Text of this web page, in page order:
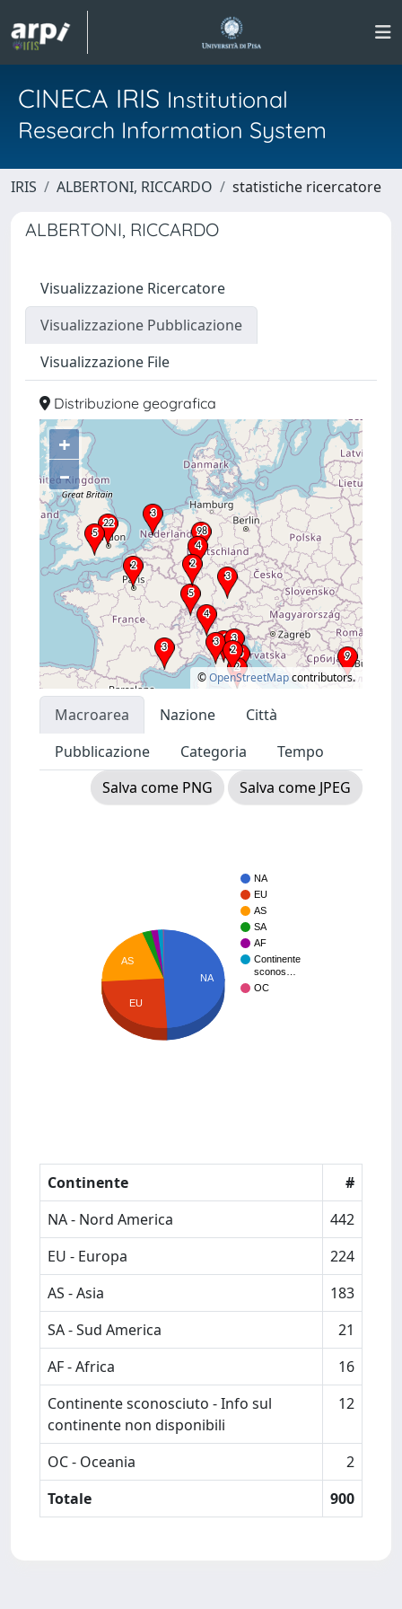
CINECA IRIS Institutional
Research Information System
IRIS ALBERTONI, RICCARDO statistiche ricercatore
ALBERTONI, RICCARDO
Visualizzazione Ricercatore
Visualizzazione Pubblicazione
Visualizzazione File
Distribuzione geografica
+
–
©OpenStreetMapcontributors.
Macroarea Nazione
Città
Pubblicazione
Categoria
Tempo
Salva come PNG
Salva come JPEG
NA
EU
AS
SA
AF
Continente
sconos…
OC
NA
AS
EU
Continente
#
NA - Nord America
442
EU - Europa
224
AS - Asia
183
SA - Sud America
21
AF - Africa
16
Continente sconosciuto - Info sul
continente non disponibili
12
OC - Oceania
2
Totale
900